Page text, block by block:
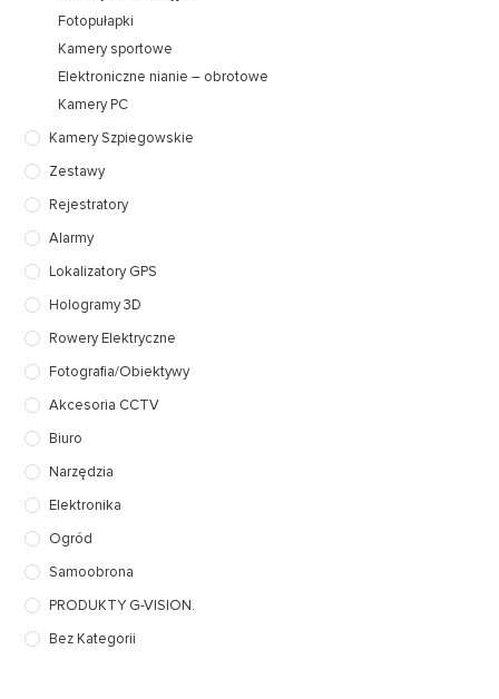
Fotopułapki
Kamery sportowe
Elektroniczne nianie – obrotowe
Kamery PC
Kamery Szpiegowskie
Zestawy
Rejestratory
Alarmy
Lokalizatory GPS
Hologramy 3D
Rowery Elektryczne
Fotografia/Obiektywy
Akcesoria CCTV
Biuro
Narzędzia
Elektronika
Ogród
Samoobrona
PRODUKTY G-VISION.
Bez Kategorii